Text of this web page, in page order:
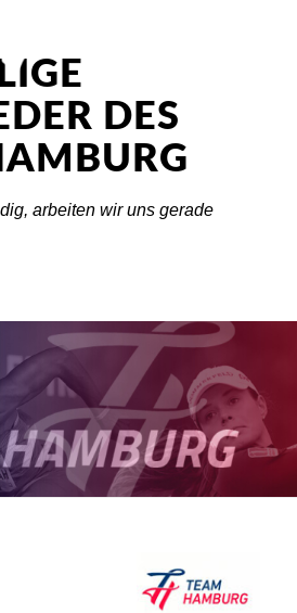
DES
arbeiten wir uns gerade